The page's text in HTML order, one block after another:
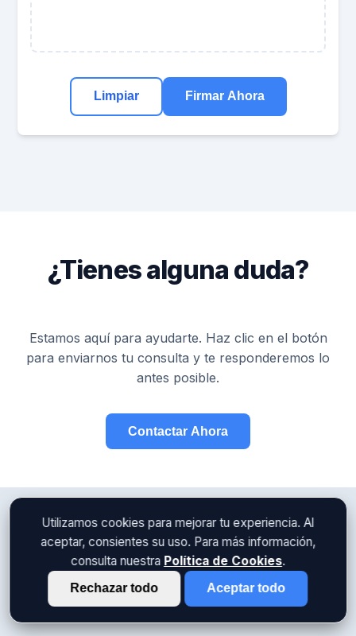
Limpiar Firmar Ahora
¿Tienes alguna duda?
Estamos aquí para ayudarte. Haz clic en el botón
para enviarnos tu consulta y te responderemos lo
antes posible.
Contactar Ahora
Preguntas Frecuentes
Utilizamos cookies para mejorar tu experiencia. Al
aceptar, consientes su uso. Para más información,
consulta nuestra Política de Cookies.
Rechazar todo Aceptar todo